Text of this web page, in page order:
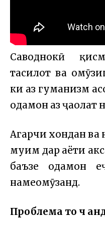
Саводнокӣ
таҳсилот ва
ки аз гуманизм
одамон аз
Агарчи хондан
муҳим дар ҳаёти
баъзе одамон
намеомӯзанд.
Проблема то чӣ